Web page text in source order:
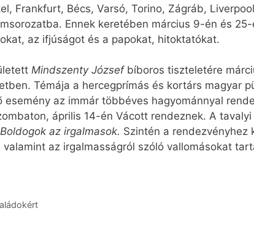
Frankfurt, Bécs, Varsó, Torino, Zágráb,
Ennek keretében március 9-én és
az ifjúságot és a papokat, hitoktatókat.
Mindszenty József bíboros tiszteletére
Témája a hercegprímás és kortárs magyar
esemény az immár többéves hagyománnyal
április 14-én Vácott rendeznek. A
Boldogok az irgalmasok. Szintén a rendezvényhez
az irgalmasságról szóló vallomásokat